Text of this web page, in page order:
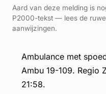
Aard van deze melding is
P2000-tekst — lees de
aanwijzingen.
Ambulance met
Ambu 19-109. Regio
21:58.